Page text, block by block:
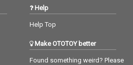
Help
Help Top
Make OTOTOY better
Found something weird? Please